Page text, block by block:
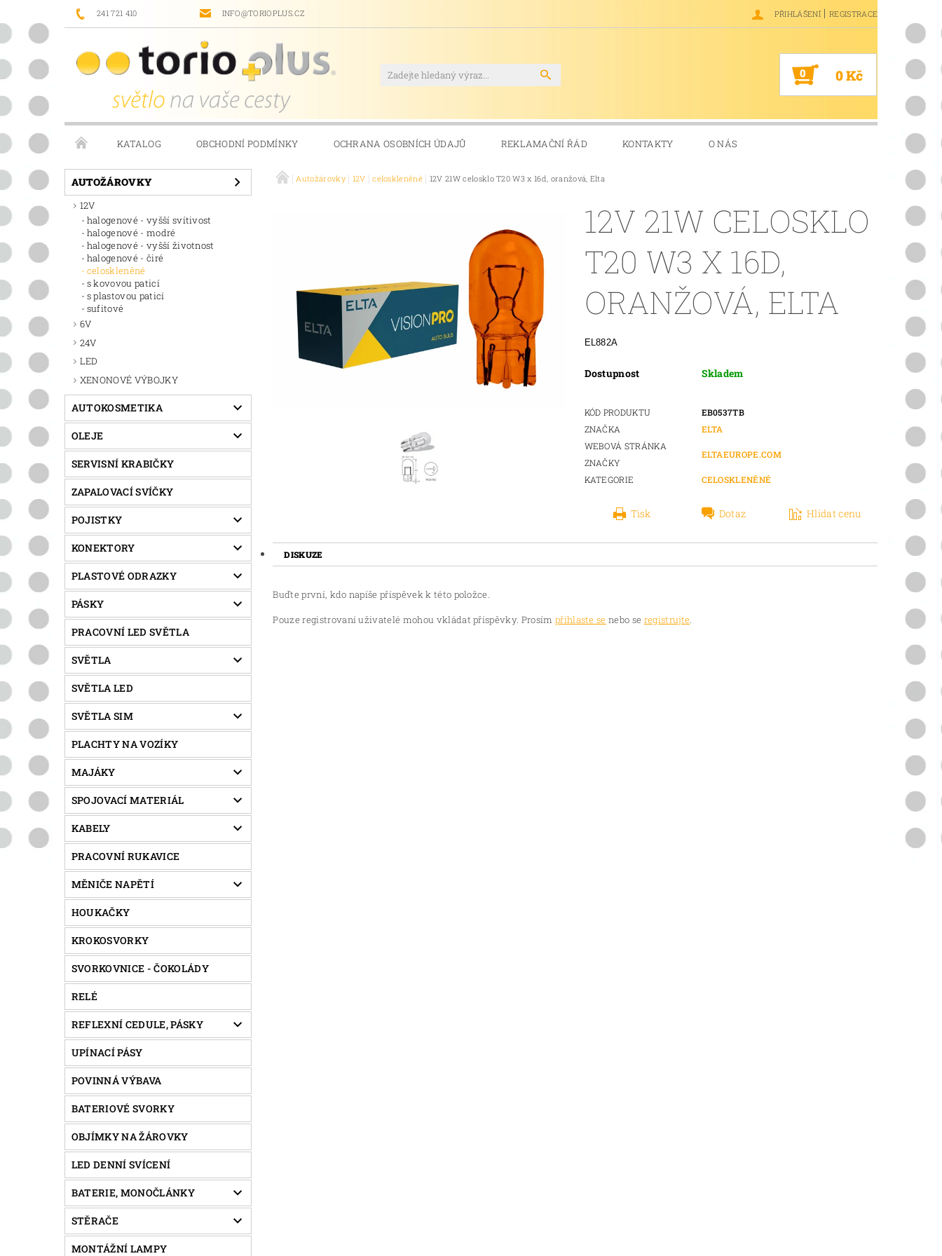
241 721 410 INFO@TORIOPLUS.CZ PŘIHLÁŠENÍ | REGISTRACE
0 0 Kč
KATALOG OBCHODNÍ PODMÍNKY OCHRANA OSOBNÍCH ÚDAJŮ REKLAMAČNÍ ŘÁD KONTAKTY O NÁS
PRODÁVANÉ ZNAČKY NAPIŠTE NÁM
AUTOŽÁROVKY
12V
halogenové - vyšší svítivost
halogenové - modré
halogenové - vyšší životnost
halogenové - čiré
celoskleněné
s kovovou paticí
s plastovou paticí
sufitové
6V
24V
LED
XENONOVÉ VÝBOJKY
AUTOKOSMETIKA
OLEJE
SERVISNÍ KRABIČKY
ZAPALOVACÍ SVÍČKY
POJISTKY
KONEKTORY
PLASTOVÉ ODRAZKY
PÁSKY
PRACOVNÍ LED SVĚTLA
SVĚTLA
SVĚTLA LED
SVĚTLA SIM
PLACHTY NA VOZÍKY
MAJÁKY
SPOJOVACÍ MATERIÁL
KABELY
PRACOVNÍ RUKAVICE
MĚNIČE NAPĚTÍ
HOUKAČKY
KROKOSVORKY
SVORKOVNICE - ČOKOLÁDY
RELÉ
REFLEXNÍ CEDULE, PÁSKY
UPÍNACÍ PÁSY
POVINNÁ VÝBAVA
BATERIOVÉ SVORKY
OBJÍMKY NA ŽÁROVKY
LED DENNÍ SVÍCENÍ
BATERIE, MONOČLÁNKY
STĚRAČE
MONTÁŽNÍ LAMPY
Autožárovky 12V celoskleněné 12V 21W celosklo T20 W3 x 16d, oranžová, Elta
12V 21W CELOSKLO
T20 W3 X 16D,
ORANŽOVÁ, ELTA
EL882A
Dostupnost Skladem
KÓD PRODUKTU
EB0537TB
ZNAČKA
ELTA
WEBOVÁ STRÁNKA
ZNAČKY
ELTAEUROPE.COM
KATEGORIE CELOSKLENĚNÉ
Tisk Dotaz Hlídat cenu
DISKUZE
Buďte první, kdo napíše příspěvek k této položce.
Pouze registrovaní uživatelé mohou vkládat příspěvky. Prosím přihlaste se nebo se registrujte.